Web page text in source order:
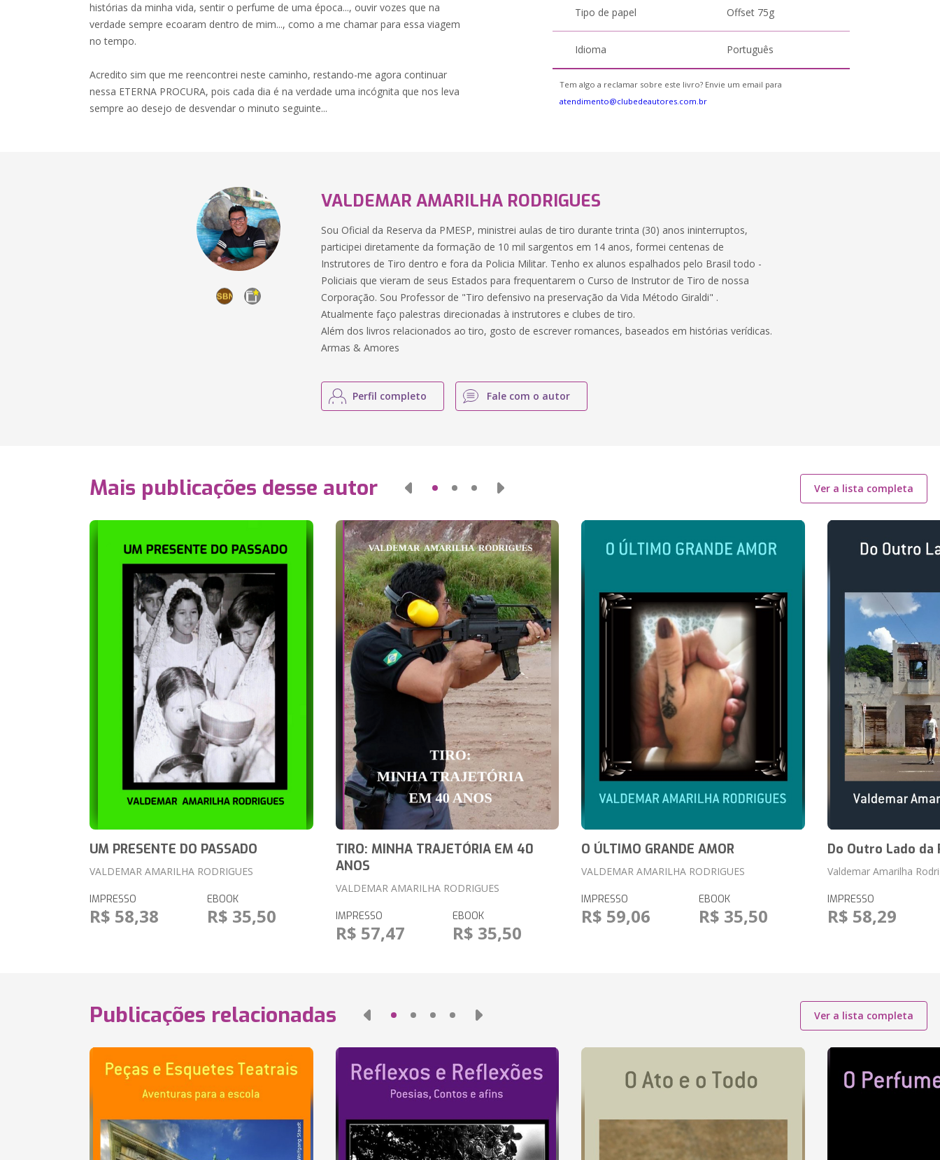
histórias da minha vida, sentir o perfume de uma época..., ouvir vozes que na
verdade sempre ecoaram dentro de mim..., como a me chamar para essa viagem
no tempo.
Acredito sim que me reencontrei neste caminho, restando-me agora continuar
nessa ETERNA PROCURA, pois cada dia é na verdade uma incógnita que nos leva
sempre ao desejo de desvendar o minuto seguinte...
Tipo de papel Offset 75g
Idioma Português
Tem algo a reclamar sobre este livro? Envie um email para
atendimento@clubedeautores.com.br
VALDEMAR AMARILHA RODRIGUES
Sou Oficial da Reserva da PMESP, ministrei aulas de tiro durante trinta (30) anos ininterruptos,
participei diretamente da formação de 10 mil sargentos em 14 anos, formei centenas de
Instrutores de Tiro dentro e fora da Policia Militar. Tenho ex alunos espalhados pelo Brasil todo -
Policiais que vieram de seus Estados para frequentarem o Curso de Instrutor de Tiro de nossa
Corporação. Sou Professor de "Tiro defensivo na preservação da Vida Método Giraldi" .
Atualmente faço palestras direcionadas à instrutores e clubes de tiro.
Além dos livros relacionados ao tiro, gosto de escrever romances, baseados em histórias verídicas.
Armas & Amores
Perfil completo Fale com o autor
Mais publicações desse autor Ver a lista completa
UM PRESENTE DO PASSADO
VALDEMAR AMARILHA RODRIGUES
IMPRESSO
R$ 58,38
EBOOK
R$ 35,50
TIRO: MINHA TRAJETÓRIA EM 40
ANOS
VALDEMAR AMARILHA RODRIGUES
IMPRESSO
R$ 57,47
EBOOK
R$ 35,50
O ÚLTIMO GRANDE AMOR
VALDEMAR AMARILHA RODRIGUES
IMPRESSO
R$ 59,06
EBOOK
R$ 35,50
Do Outro Lado da
Valdemar Amarilha
IMPRESSO
R$ 58,29
Publicações relacionadas Ver a lista completa